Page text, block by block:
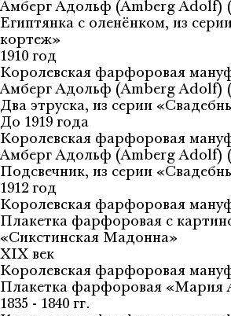
Амберг Адольф (Amberg Adolf)
Египтянка с оленёнком, из
кортеж»
1910 год
Королевская фарфоровая
Амберг Адольф (Amberg Adolf)
Два этруска, из серии
До 1919 года
Королевская фарфоровая
Амберг Адольф (Amberg Adolf)
Подсвечник, из серии
1912 год
Королевская фарфоровая
Плакетка фарфоровая с
«Сикстинская Мадонна»
XIX век
Королевская фарфоровая
Плакетка фарфоровая «Мария
1835 - 1840 гг.